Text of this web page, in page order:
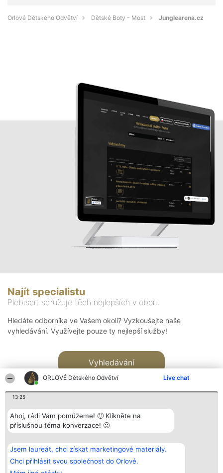
ORLOVÉ Dětského Odvětví Live chat
13:25
Ahoj, rádi Vám pomůžeme! 🙂 Klikněte na
příslušnou téma konverzace! 🙂
Jsem laureát, chci získat marketingové materiály.
Chci přihlásit svou společnost do Orlové.
Orlové Dětského Odvětví Dětské Boty - Most Junglearena.cz
Najít specialistu
Plebiscit sdružuje těch nejlepších v oboru
Hledáte odborníka ve Vašem okolí? Vyzkoušejte naše
vyhledávání. Využívejte pouze ty nejlepší služby!
Vyhledávání
Bright Side Solutions sp. z o.
o. sp. k.
ul. Ruska 22
Wrocław 50-079
Vítězové
Seznam všech
laureátů
Zásady
Kontakt